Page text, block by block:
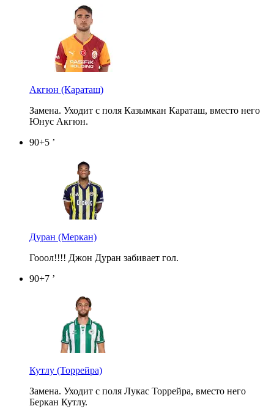
Акгюн (Караташ)
Замена. Уходит с поля Казымкан Караташ, вместо него
Юнус Акгюн.
90+5 ’
Дуран (Меркан)
Гооол!!!! Джон Дуран забивает гол.
90+7 ’
Кутлу (Торрейра)
Замена. Уходит с поля Лукас Торрейра, вместо него
Беркан Кутлу.